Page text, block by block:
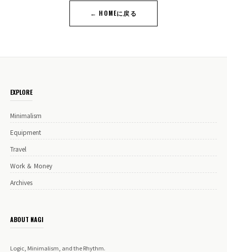
← HOMEに戻る
EXPLORE
Minimalism
Equipment
Travel
Work ＆ Money
Archives
ABOUT NAGI
Logic, Minimalism, and the Rhythm.